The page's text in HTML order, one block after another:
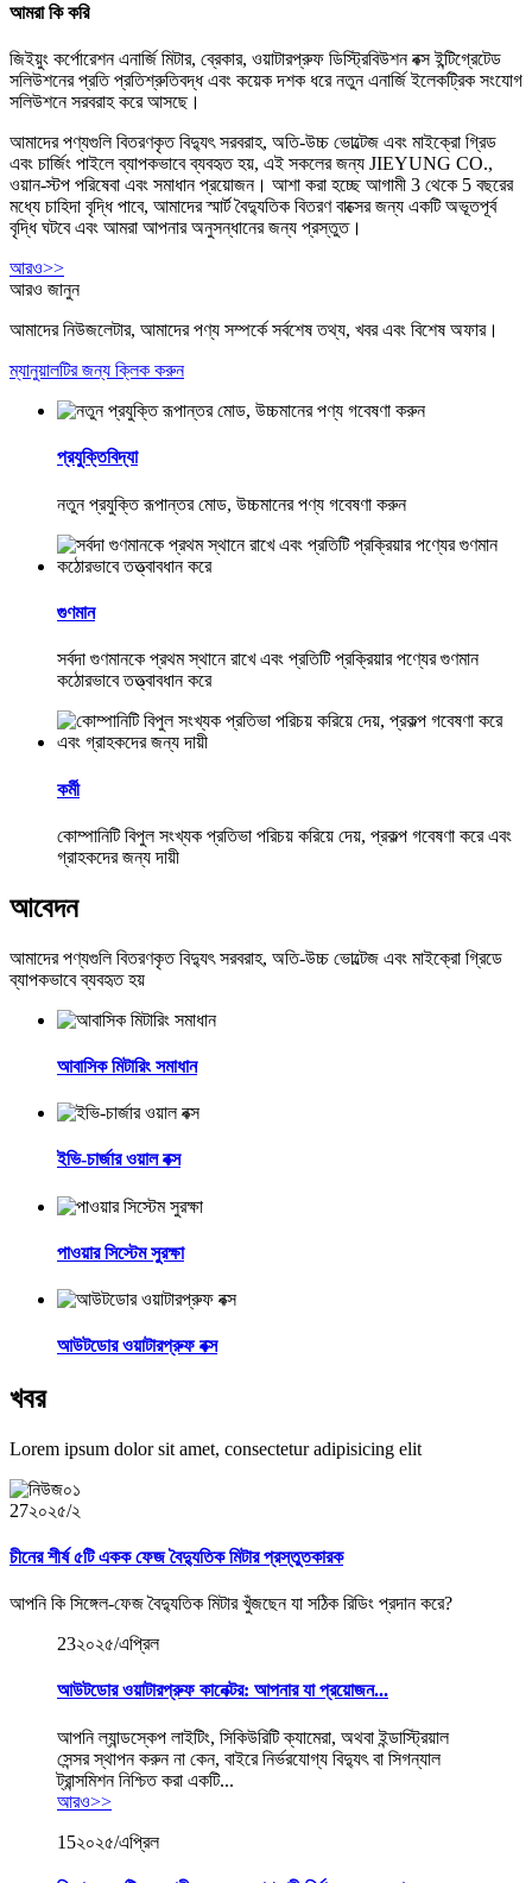
আমরা কি করি
জিইয়ুং কর্পোরেশন এনার্জি মিটার, ব্রেকার, ওয়াটারপ্রুফ ডিস্ট্রিবিউশন বক্স ইন্টিগ্রেটেড
সলিউশনের প্রতি প্রতিশ্রুতিবদ্ধ এবং কয়েক দশক ধরে নতুন এনার্জি ইলেকট্রিক সংযোগ
সলিউশনে সরবরাহ করে আসছে।
আমাদের পণ্যগুলি বিতরণকৃত বিদ্যুৎ সরবরাহ, অতি-উচ্চ ভোল্টেজ এবং মাইক্রো গ্রিড
এবং চার্জিং পাইলে ব্যাপকভাবে ব্যবহৃত হয়, এই সকলের জন্য JIEYUNG CO.,
ওয়ান-স্টপ পরিষেবা এবং সমাধান প্রয়োজন। আশা করা হচ্ছে আগামী 3 থেকে 5 বছরের
মধ্যে চাহিদা বৃদ্ধি পাবে, আমাদের স্মার্ট বৈদ্যুতিক বিতরণ বাক্সের জন্য একটি অভূতপূর্ব
বৃদ্ধি ঘটবে এবং আমরা আপনার অনুসন্ধানের জন্য প্রস্তুত।
আরও>>
আরও জানুন
আমাদের নিউজলেটার, আমাদের পণ্য সম্পর্কে সর্বশেষ তথ্য, খবর এবং বিশেষ অফার।
ম্যানুয়ালটির জন্য ক্লিক করুন
প্রযুক্তিবিদ্যা
নতুন প্রযুক্তি রূপান্তর মোড, উচ্চমানের পণ্য গবেষণা করুন
গুণমান
সর্বদা গুণমানকে প্রথম স্থানে রাখে এবং প্রতিটি প্রক্রিয়ার পণ্যের গুণমান
কঠোরভাবে তত্ত্বাবধান করে
কর্মী
কোম্পানিটি বিপুল সংখ্যক প্রতিভা পরিচয় করিয়ে দেয়, প্রকল্প গবেষণা করে এবং
গ্রাহকদের জন্য দায়ী
আবেদন
আমাদের পণ্যগুলি বিতরণকৃত বিদ্যুৎ সরবরাহ, অতি-উচ্চ ভোল্টেজ এবং মাইক্রো গ্রিডে
ব্যাপকভাবে ব্যবহৃত হয়
আবাসিক মিটারিং সমাধান
ইভি-চার্জার ওয়াল বক্স
পাওয়ার সিস্টেম সুরক্ষা
আউটডোর ওয়াটারপ্রুফ বক্স
খবর
Lorem ipsum dolor sit amet, consectetur adipisicing elit
27২০২৫/২
চীনের শীর্ষ ৫টি একক ফেজ বৈদ্যুতিক মিটার প্রস্তুতকারক
আপনি কি সিঙ্গেল-ফেজ বৈদ্যুতিক মিটার খুঁজছেন যা সঠিক রিডিং প্রদান করে?
23২০২৫/এপ্রিল
আউটডোর ওয়াটারপ্রুফ কানেক্টর: আপনার যা প্রয়োজন...
আপনি ল্যান্ডস্কেপ লাইটিং, সিকিউরিটি ক্যামেরা, অথবা ইন্ডাস্ট্রিয়াল
সেন্সর স্থাপন করুন না কেন, বাইরে নির্ভরযোগ্য বিদ্যুৎ বা সিগন্যাল
ট্রান্সমিশন নিশ্চিত করা একটি...
আরও>>
15২০২৫/এপ্রিল